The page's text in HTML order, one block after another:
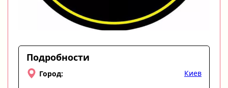
Подробности
Город: Киев